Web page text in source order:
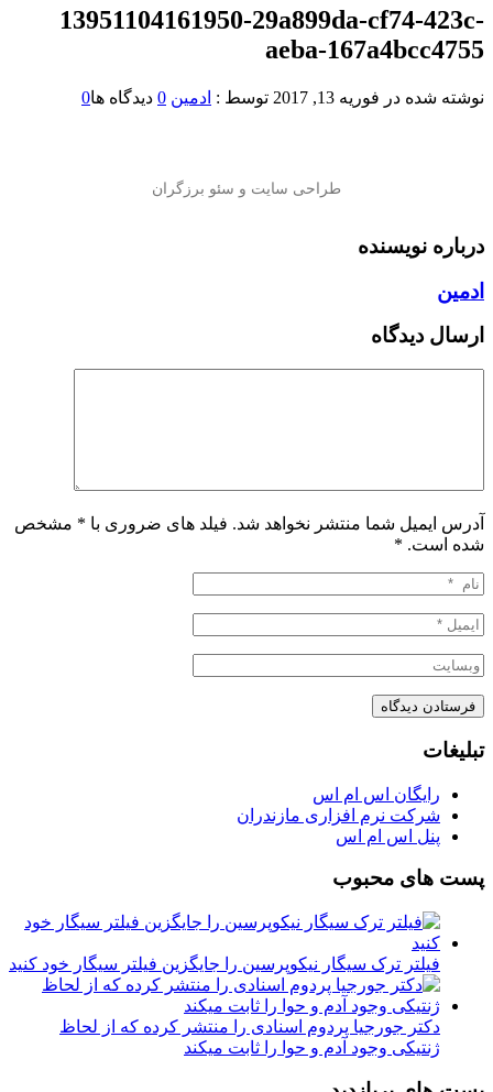
13951104161950-29a899da-cf74-423c-
aeba-167a4bcc4755
نوشته شده در فوریه 13, 2017 توسط : ادمین 0 دیدگاه ها0
درباره نویسنده
ادمین
ارسال دیدگاه
آدرس ایمیل شما منتشر نخواهد شد. فیلد های ضروری با * مشخص
شده است. *
تبلیغات
رایگان اس ام اس
شرکت نرم افزاری مازندران
پنل اس ام اس
پست های محبوب
فیلتر ترک سیگار نیکوپرسین را جایگزین فیلتر سیگار خود کنید
دکتر جورجیا پردوم اسنادی را منتشر کرده که از لحاظ
ژنتیکی وجود آدم و حوا را ثابت میکند